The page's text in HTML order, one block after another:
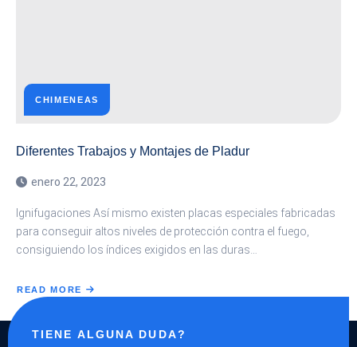
CHIMENEAS
Diferentes Trabajos y Montajes de Pladur
enero 22, 2023
Ignifugaciones Así mismo existen placas especiales fabricadas
para conseguir altos niveles de protección contra el fuego,
consiguiendo los índices exigidos en las duras…
READ MORE
TIENE ALGUNA DUDA?